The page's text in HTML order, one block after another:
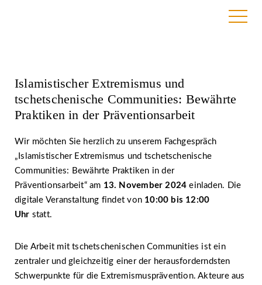
Islamistischer Extremismus und
tschetschenische Communities: Bewährte
Praktiken in der Präventionsarbeit
Wir möchten Sie herzlich zu unserem Fachgespräch
„Islamistischer Extremismus und tschetschenische
Communities: Bewährte Praktiken in der
Präventionsarbeit“ am 13. November 2024 einladen. Die
digitale Veranstaltung findet von 10:00 bis 12:00
Uhr statt.
Die Arbeit mit tschetschenischen Communities ist ein
zentraler und gleichzeitig einer der herausforderndsten
Schwerpunkte für die Extremismusprävention. Akteure aus